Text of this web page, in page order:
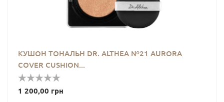
КУШОН ТОНАЛЬН DR. ALTHEA №21 AURORA
COVER CUSHION...
1 200,00 грн